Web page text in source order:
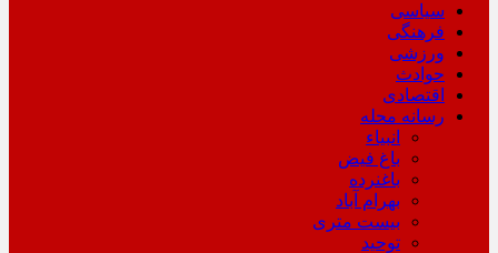
سیاسی
فرهنگی
ورزشی
حوادث
اقتصادی
رسانه محله
انبیاء
باغ فیض
باغنرده
بهرام آباد
بیست متری
توحید